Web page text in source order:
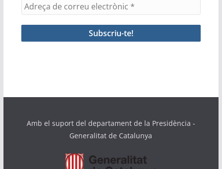
Amb el suport del departament de la Presidència -
Generalitat de Catalunya